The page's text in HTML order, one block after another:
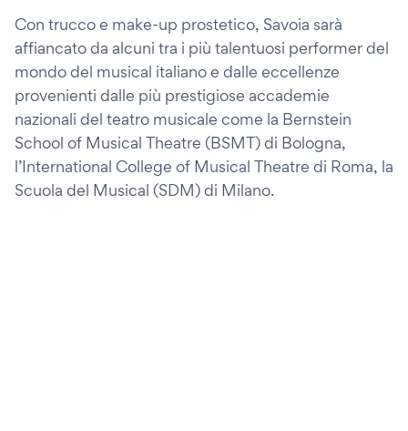
Con trucco e make-up prostetico, Savoia sarà
affiancato da alcuni tra i più talentuosi performer del
mondo del musical italiano e dalle eccellenze
provenienti dalle più prestigiose accademie
nazionali del teatro musicale come la Bernstein
School of Musical Theatre (BSMT) di Bologna,
l’International College of Musical Theatre di Roma, la
Scuola del Musical (SDM) di Milano.